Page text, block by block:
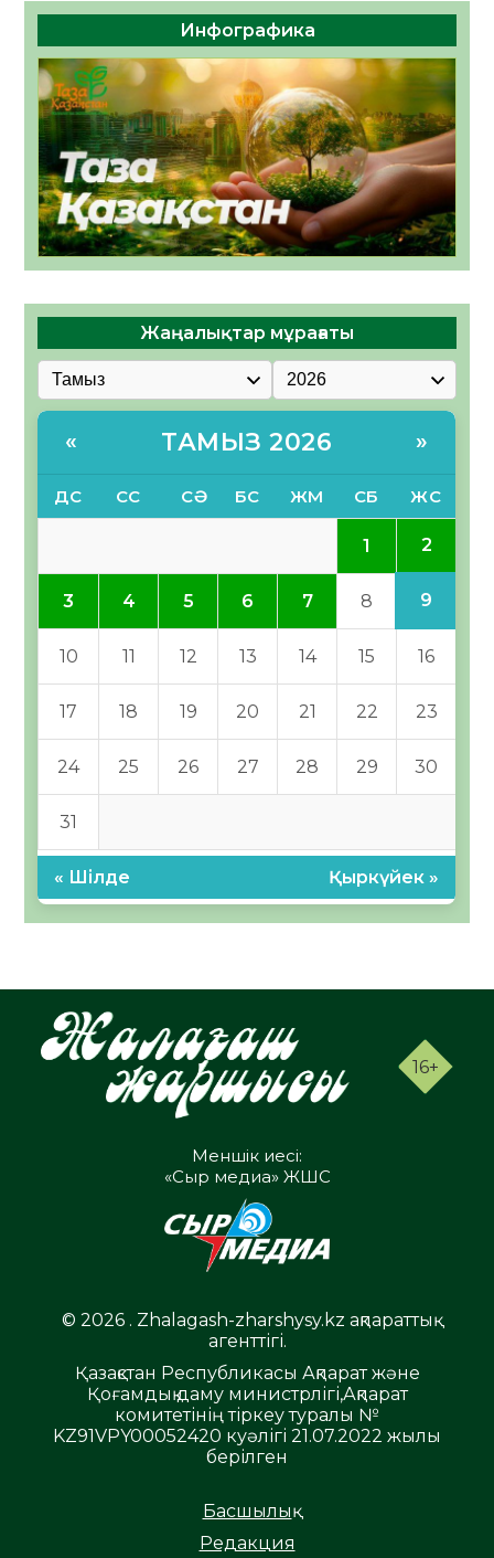
Инфографика
Жаңалықтар мұрағаты
« ТАМЫЗ 2026 »
ДС СС СӘ БС ЖМ СБ ЖС
1 2
3 4 5 6 7 8 9
10 11 12 13 14 15 16
17 18 19 20 21 22 23
24 25 26 27 28 29 30
31
« Шілде Қыркүйек »
16+
Меншік иесі:
«Сыр медиа» ЖШС
© 2026 . Zhalagash-zharshysy.kz ақпараттық
агенттігі.
Қазақстан Республикасы Ақпарат және
Қоғамдық даму министрлігі,Ақпарат
комитетінің тіркеу туралы №
KZ91VPY00052420 куәлігі 21.07.2022 жылы
берілген
Басшылық
Редакция